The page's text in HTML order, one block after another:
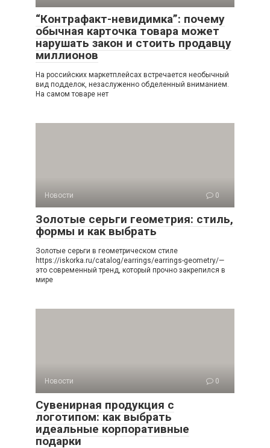
“Контрафакт-невидимка”: почему
обычная карточка товара может
нарушать закон и стоить продавцу
миллионов
На российских маркетплейсах встречается необычный
вид подделок, незаслуженно обделенный вниманием.
На самом товаре нет
Новости 0
Золотые серьги геометрия: стиль,
формы и как выбрать
Золотые серьги в геометрическом стиле
https://iskorka.ru/catalog/earrings/earrings-geometry/—
это современный тренд, который прочно закрепился в
мире
Новости 0
Сувенирная продукция с
логотипом: как выбрать
идеальные корпоративные
подарки